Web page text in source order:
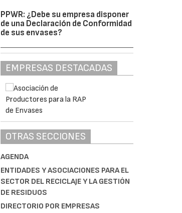
PPWR: ¿Debe su empresa disponer
de una Declaración de Conformidad
de sus envases?
EMPRESAS DESTACADAS
OTRAS SECCIONES
AGENDA
ENTIDADES Y ASOCIACIONES PARA EL
SECTOR DEL RECICLAJE Y LA GESTIÓN
DE RESIDUOS
DIRECTORIO POR EMPRESAS